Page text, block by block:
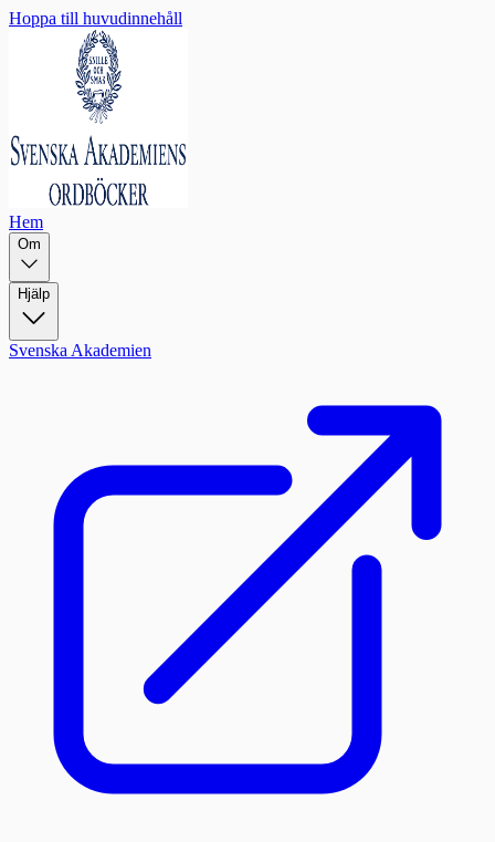
Hoppa till huvudinnehåll
Hem
Om
Hjälp
Svenska Akademien